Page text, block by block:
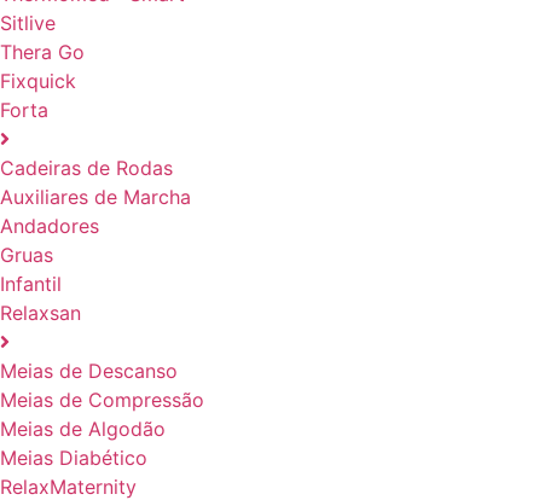
Sitlive
Thera Go
Fixquick
Forta
Cadeiras de Rodas
Auxiliares de Marcha
Andadores
Gruas
Infantil
Relaxsan
Meias de Descanso
Meias de Compressão
Meias de Algodão
Meias Diabético
RelaxMaternity